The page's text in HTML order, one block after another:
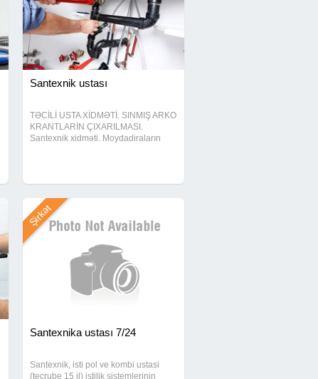
Santexnik ustası
TƏCİLİ USTA XİDMƏTİ. SINMIŞ ARKO
KRANTLARİN ÇIXARILMASI.
Santexnik xidməti. Moydadiraların
quraşdırılması. İsti
Santexnika ustası 7/24
Santexnik, isti pol ve kombi ustasi
(tecrube 15 il) istilik sistemlerinin
Şirkət